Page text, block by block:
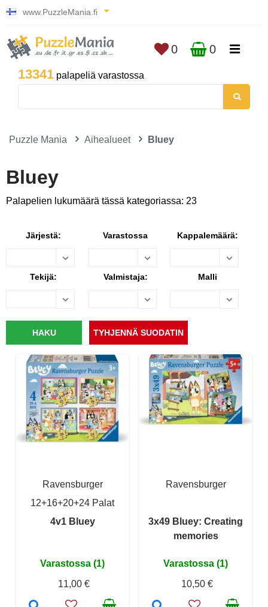
www.PuzzleMania.fi
13341 palapeliä varastossa
0 0
Puzzle Mania Aihealueet Bluey
Bluey
Palapelien lukumäärä tässä kategoriassa: 23
Järjestä: Varastossa Kappalemäärä:
Tekijä: Valmistaja: Malli
Ravensburger
12+16+20+24 Palat
4v1 Bluey
Varastossa (1)
11,00 €
Ravensburger
3x49 Bluey: Creating
memories
Varastossa (1)
10,50 €